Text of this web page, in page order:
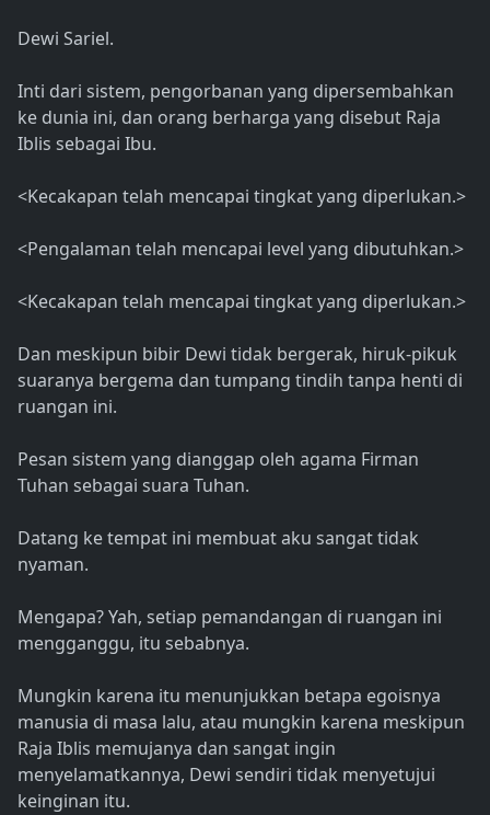
Dewi Sariel.
Inti dari sistem, pengorbanan yang dipersembahkan
ke dunia ini, dan orang berharga yang disebut Raja
Iblis sebagai Ibu.
<Kecakapan telah mencapai tingkat yang diperlukan.>
<Pengalaman telah mencapai level yang dibutuhkan.>
<Kecakapan telah mencapai tingkat yang diperlukan.>
Dan meskipun bibir Dewi tidak bergerak, hiruk-pikuk
suaranya bergema dan tumpang tindih tanpa henti di
ruangan ini.
Pesan sistem yang dianggap oleh agama Firman
Tuhan sebagai suara Tuhan.
Datang ke tempat ini membuat aku sangat tidak
nyaman.
Mengapa? Yah, setiap pemandangan di ruangan ini
mengganggu, itu sebabnya.
Mungkin karena itu menunjukkan betapa egoisnya
manusia di masa lalu, atau mungkin karena meskipun
Raja Iblis memujanya dan sangat ingin
menyelamatkannya, Dewi sendiri tidak menyetujui
keinginan itu.